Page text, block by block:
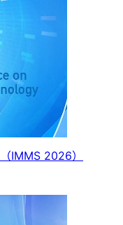
（IMMS 2026）